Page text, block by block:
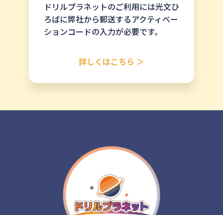
ドリルプラネットのご利用には光文ひ
ろばに弊社から郵送するアクティベー
ションコードの入力が必要です。
詳しくはこちら ＞